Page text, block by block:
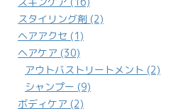
スタイリング剤 (2)
ヘアアクセ (1)
ヘアケア (30)
アウトバストリートメント (2)
シャンプー (9)
ボディケア (2)